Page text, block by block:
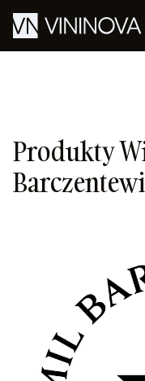
Produkty